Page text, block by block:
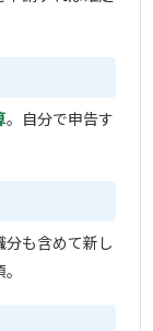
。自分で申告す
分も含めて新し